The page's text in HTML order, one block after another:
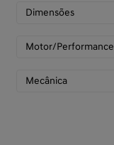
Dimensões
Motor/Performance
Mecânica